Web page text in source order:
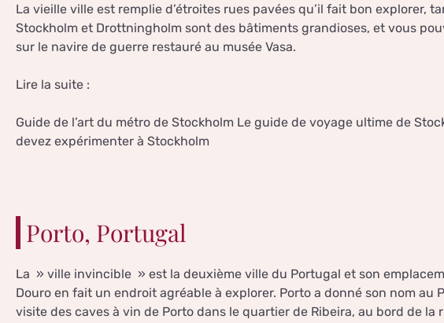
La vieille ville est remplie d’étroites rues pavées qu’il fait bon explorer,
Stockholm et Drottningholm sont des bâtiments grandioses, et vous
sur le navire de guerre restauré au musée Vasa.
Lire la suite :
Guide de l’art du métro de Stockholm Le guide de voyage ultime de
devez expérimenter à Stockholm
Porto, Portugal
La » ville invincible » est la deuxième ville du Portugal et son
Douro en fait un endroit agréable à explorer. Porto a donné son nom au
visite des caves à vin de Porto dans le quartier de Ribeira, au bord de la